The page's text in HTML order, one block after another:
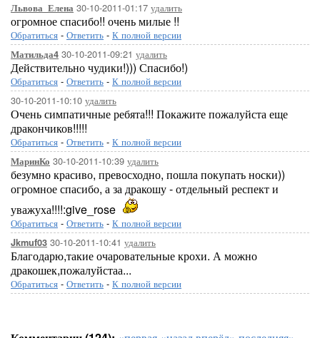
Львова_Елена 30-10-2011-01:17 удалить
огромное спасибо!! очень милые !!
Обратиться - Ответить - К полной версии
Матильда4 30-10-2011-09:21 удалить
Действительно чудики!))) Спасибо!)
Обратиться - Ответить - К полной версии
30-10-2011-10:10 удалить
Очень симпатичные ребята!!! Покажите пожалуйста еще
дракончиков!!!!!
Обратиться - Ответить - К полной версии
МаринКо 30-10-2011-10:39 удалить
безумно красиво, превосходно, пошла покупать носки))
огромное спасибо, а за дракошу - отдельный респект и
уважуха!!!!:give_rose
Обратиться - Ответить - К полной версии
Jkmuf03 30-10-2011-10:41 удалить
Благодарю,такие очаровательные крохи. А можно
дракошек,пожалуйстаа...
Обратиться - Ответить - К полной версии